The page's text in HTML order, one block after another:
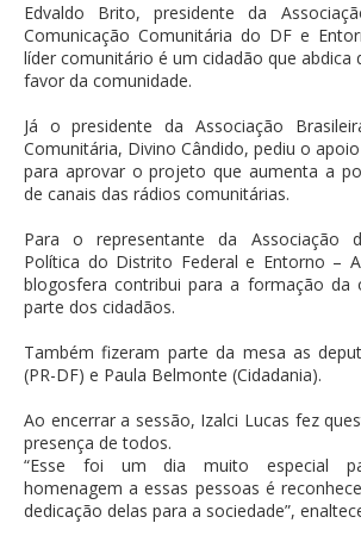
Edvaldo Brito, presidente da
Comunicação Comunitária do DF e
líder comunitário é um cidadão que abdica
favor da comunidade.
Já o presidente da Associação
Comunitária, Divino Cândido, pediu o
para aprovar o projeto que aumenta a
de canais das rádios comunitárias.
Para o representante da Associação
Política do Distrito Federal e Entorno –
blogosfera contribui para a formação da
parte dos cidadãos.
Também fizeram parte da mesa as
(PR-DF) e Paula Belmonte (Cidadania).
Ao encerrar a sessão, Izalci Lucas fez
presença de todos.
“Esse foi um dia muito especial
homenagem a essas pessoas é
dedicação delas para a sociedade”,